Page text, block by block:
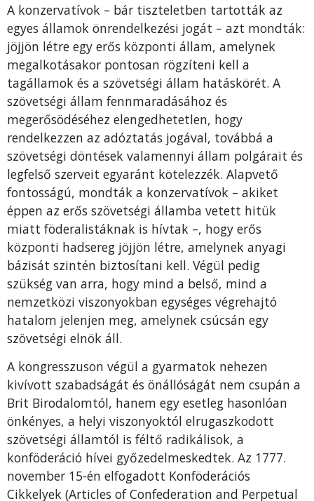
A konzervatívok – bár tiszteletben tartották az
egyes államok önrendelkezési jogát – azt mondták:
jöjjön létre egy erős központi állam, amelynek
megalkotásakor pontosan rögzíteni kell a
tagállamok és a szövetségi állam hatáskörét. A
szövetségi állam fennmaradásához és
megerősödéséhez elengedhetetlen, hogy
rendelkezzen az adóztatás jogával, továbbá a
szövetségi döntések valamennyi állam polgárait és
legfelső szerveit egyaránt kötelezzék. Alapvető
fontosságú, mondták a konzervatívok – akiket
éppen az erős szövetségi államba vetett hitük
miatt föderalistáknak is hívtak –, hogy erős
központi hadsereg jöjjön létre, amelynek anyagi
bázisát szintén biztosítani kell. Végül pedig
szükség van arra, hogy mind a belső, mind a
nemzetközi viszonyokban egységes végrehajtó
hatalom jelenjen meg, amelynek csúcsán egy
szövetségi elnök áll.
A kongresszuson végül a gyarmatok nehezen
kivívott szabadságát és önállóságát nem csupán a
Brit Birodalomtól, hanem egy esetleg hasonlóan
önkényes, a helyi viszonyoktól elrugaszkodott
szövetségi államtól is féltő radikálisok, a
konföderáció hívei győzedelmeskedtek. Az 1777.
november 15-én elfogadott Konföderációs
Cikkelyek (Articles of Confederation and Perpetual